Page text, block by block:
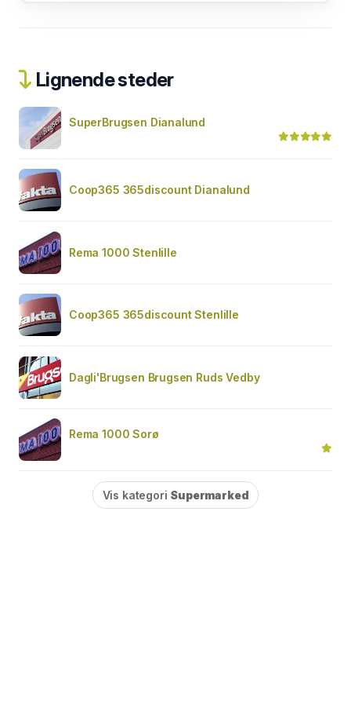
Lignende steder
SuperBrugsen Dianalund
Coop365 365discount Dianalund
Rema 1000 Stenlille
Coop365 365discount Stenlille
Dagli'Brugsen Brugsen Ruds Vedby
Rema 1000 Sorø
Vis kategori Supermarked